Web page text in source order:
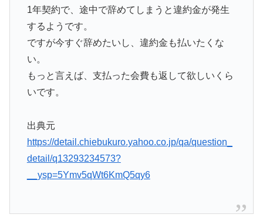
1年契約で、途中で辞めてしまうと違約金が発生
するようです。
ですが今すぐ辞めたいし、違約金も払いたくな
い。
もっと言えば、支払った会費も返して欲しいくら
いです。
出典元
https://detail.chiebukuro.yahoo.co.jp/qa/question_
detail/q13293234573?
__ysp=5Ymv5qWt6KmQ5qy6